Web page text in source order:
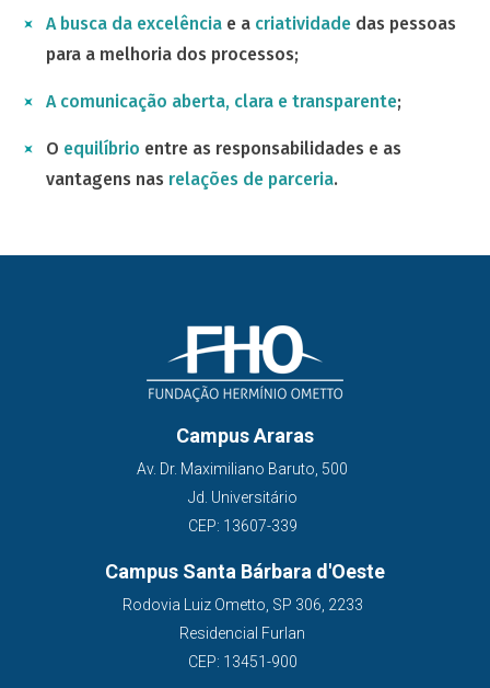
A busca da excelência e a criatividade das pessoas
para a melhoria dos processos;
A comunicação aberta, clara e transparente;
O equilíbrio entre as responsabilidades e as
vantagens nas relações de parceria.
Campus Araras
Av. Dr. Maximiliano Baruto, 500
Jd. Universitário
CEP: 13607-339
Campus Santa Bárbara d'Oeste
Rodovia Luiz Ometto, SP 306, 2233
Residencial Furlan
CEP: 13451-900